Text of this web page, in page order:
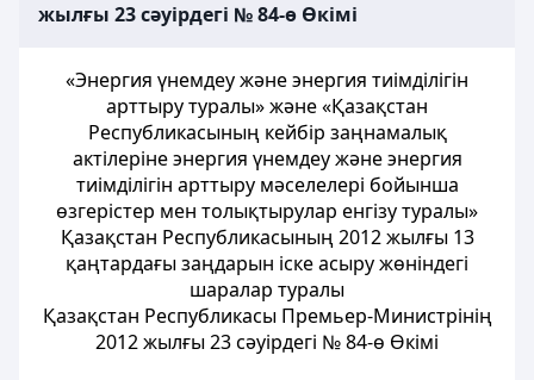
жылғы 23 сәуірдегі № 84-ө Өкімі
«Энергия үнемдеу және энергия тиімділігін
арттыру туралы» және «Қазақстан
Республикасының кейбір заңнамалық
актілеріне энергия үнемдеу және энергия
тиімділігін арттыру мәселелері бойынша
өзгерістер мен толықтырулар енгізу туралы»
Қазақстан Республикасының 2012 жылғы 13
қаңтардағы заңдарын іске асыру жөніндегі
шаралар туралы
Қазақстан Республикасы Премьер-Министрінің
2012 жылғы 23 сәуірдегі № 84-ө Өкімі